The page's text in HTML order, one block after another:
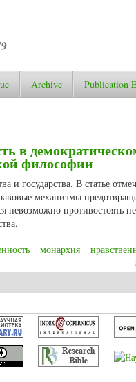
Archive Publication
в
философии
и государства. В статье
механизмы
невозможно противостоять
монархия